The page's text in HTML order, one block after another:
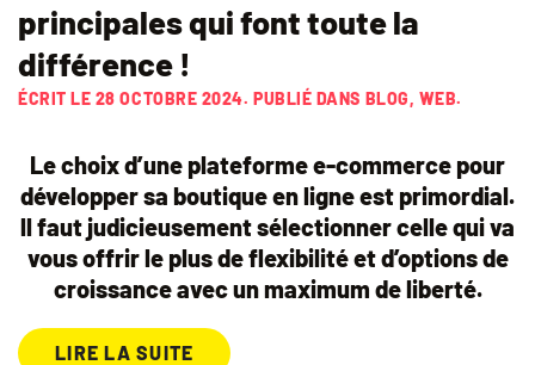
principales qui font toute la
différence !
ÉCRIT LE 28 OCTOBRE 2024. PUBLIÉ DANS BLOG, WEB.
Le choix d’une plateforme e-commerce pour
développer sa boutique en ligne est primordial.
ll faut judicieusement sélectionner celle qui va
vous offrir le plus de flexibilité et d’options de
croissance avec un maximum de liberté.
LIRE LA SUITE